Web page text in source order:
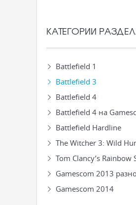
КАТЕГОРИИ
Battlefield 1
Battlefield 3
Battlefield 4
Battlefield 4 на
Battlefield Hardline
The Witcher 3: Wild
Tom Clancy’s Rainbow
Gamescom 2013
Gamescom 2014